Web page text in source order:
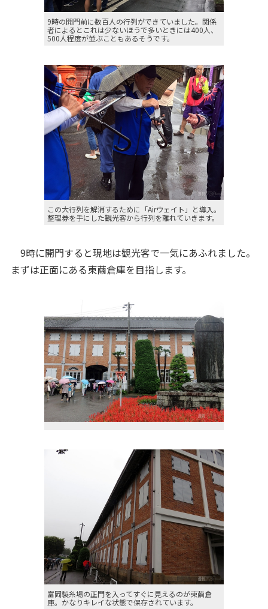
9時の開門前に数百人の行列ができていました。関係
者によるとこれは少ないほうで多いときには400人、
500人程度が並ぶこともあるそうです。
この大行列を解消するために「Airウェイト」と導入。
整理券を手にした観光客から行列を離れていきます。
9時に開門すると現地は観光客で一気にあふれました。
まずは正面にある東繭倉庫を目指します。
富岡製糸場の正門を入ってすぐに見えるのが東繭倉
庫。かなりキレイな状態で保存されています。